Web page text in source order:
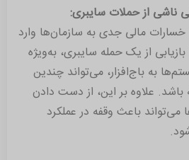
ناشی از حملات سایبری:
مالی جدی به سازمان‌ها وارد
از یک حمله سایبری، به‌ویژه
به باج‌افزار، می‌تواند چندین
باشد. علاوه بر این، از دست دادن
باعث وقفه در عملکرد